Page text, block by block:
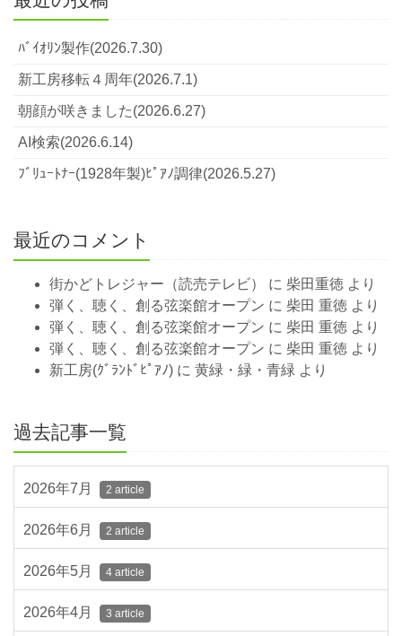
ﾊﾞｲｵﾘﾝ製作(2026.7.30)
新工房移転４周年(2026.7.1)
朝顔が咲きました(2026.6.27)
AI検索(2026.6.14)
ﾌﾞﾘｭｰﾄﾅｰ(1928年製)ﾋﾟｱﾉ調律(2026.5.27)
最近のコメント
街かどトレジャー（読売テレビ） に 柴田重徳 より
弾く、聴く、創る弦楽館オープン に 柴田 重徳 より
弾く、聴く、創る弦楽館オープン に 柴田 重徳 より
弾く、聴く、創る弦楽館オープン に 柴田 重徳 より
新工房(ｸﾞﾗﾝﾄﾞﾋﾟｱﾉ) に 黄緑・緑・青緑 より
過去記事一覧
2026年7月 2 article
2026年6月 2 article
2026年5月 4 article
2026年4月 3 article